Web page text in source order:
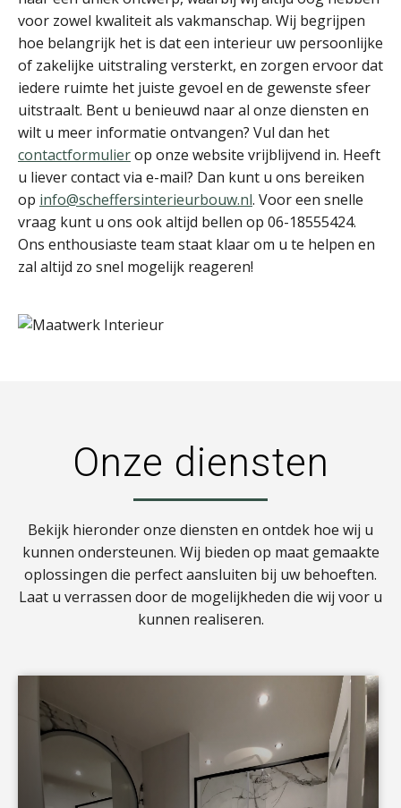
voor zowel kwaliteit als vakmanschap. Wij begrijpen
hoe belangrijk het is dat een interieur uw persoonlijke
of zakelijke uitstraling versterkt, en zorgen ervoor dat
iedere ruimte het juiste gevoel en de gewenste sfeer
uitstraalt. Bent u benieuwd naar al onze diensten en
wilt u meer informatie ontvangen? Vul dan het
contactformulierop onze website vrijblijvend in. Heeft
u liever contact via e-mail? Dan kunt u ons bereiken
op info@scheffersinterieurbouw.nl. Voor een snelle
vraag kunt u ons ook altijd bellen op 06-18555424.
Ons enthousiaste team staat klaar om u te helpen en
zal altijd zo snel mogelijk reageren!
Onze diensten
Bekijk hieronder onze diensten en ontdek hoe wij u
kunnen ondersteunen. Wij bieden op maat gemaakte
oplossingen die perfect aansluiten bij uw behoeften.
Laat u verrassen door de mogelijkheden die wij voor u
kunnen realiseren.